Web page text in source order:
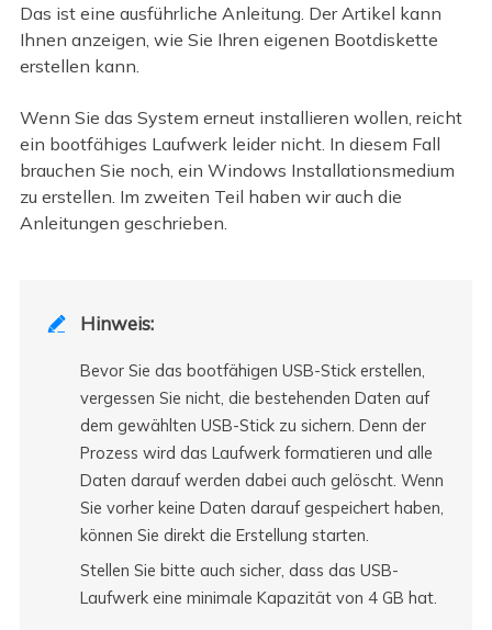
Das ist eine ausführliche Anleitung. Der Artikel kann
Ihnen anzeigen, wie Sie Ihren eigenen Bootdiskette
erstellen kann.
Wenn Sie das System erneut installieren wollen, reicht
ein bootfähiges Laufwerk leider nicht. In diesem Fall
brauchen Sie noch, ein Windows Installationsmedium
zu erstellen. Im zweiten Teil haben wir auch die
Anleitungen geschrieben.
 Hinweis:
Bevor Sie das bootfähigen USB-Stick erstellen,
vergessen Sie nicht, die bestehenden Daten auf
dem gewählten USB-Stick zu sichern. Denn der
Prozess wird das Laufwerk formatieren und alle
Daten darauf werden dabei auch gelöscht. Wenn
Sie vorher keine Daten darauf gespeichert haben,
können Sie direkt die Erstellung starten.
Stellen Sie bitte auch sicher, dass das USB-
Laufwerk eine minimale Kapazität von 4 GB hat.